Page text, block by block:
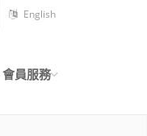
English
會員服務